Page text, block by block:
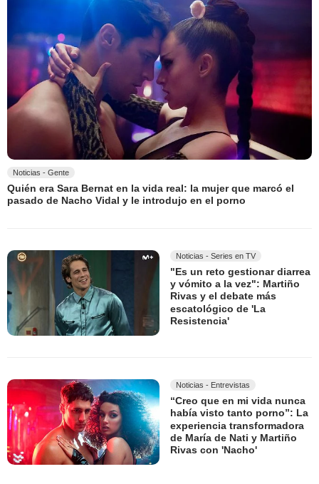
Noticias - Gente
Quién era Sara Bernat en la vida real: la mujer que marcó el
pasado de Nacho Vidal y le introdujo en el porno
Noticias - Series en TV
"Es un reto gestionar diarrea
y vómito a la vez": Martiño
Rivas y el debate más
escatológico de 'La
Resistencia'
Noticias - Entrevistas
“Creo que en mi vida nunca
había visto tanto porno”: La
experiencia transformadora
de María de Nati y Martiño
Rivas con 'Nacho'